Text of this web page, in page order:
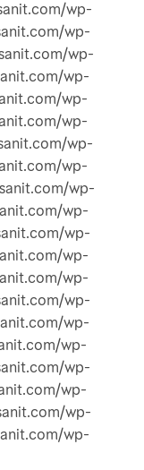
wp-
wp-
wp-
wp-
wp-
wp-
wp-
wp-
wp-
wp-
wp-
wp-
wp-
wp-
wp-
wp-
wp-
wp-
wp-
wp-